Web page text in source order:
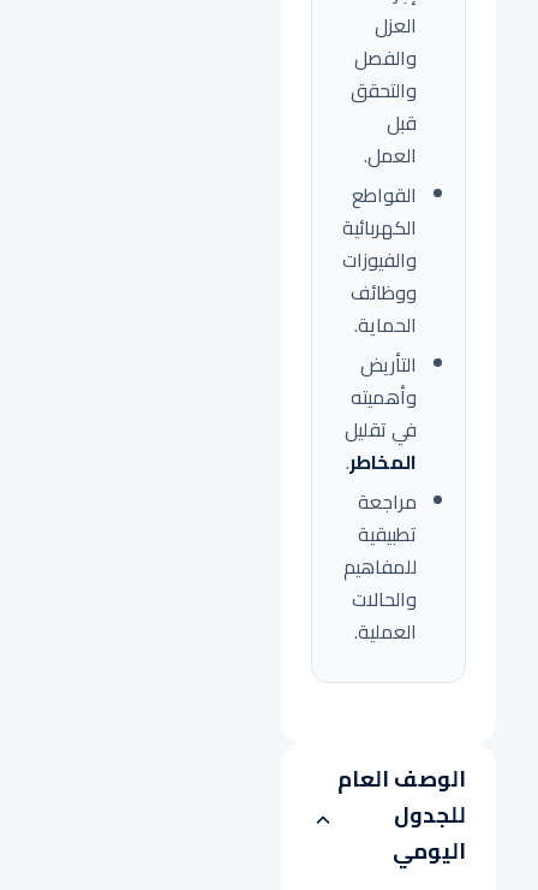
العزل
والفصل
والتحقق
قبل
العمل.
القواطع
الكهربائية
والفيوزات
ووظائف
الحماية.
التأريض
وأهميته
في تقليل
المخاطر.
مراجعة
تطبيقية
للمفاهيم
والحالات
العملية.
الوصف العام
للجدول
اليومي